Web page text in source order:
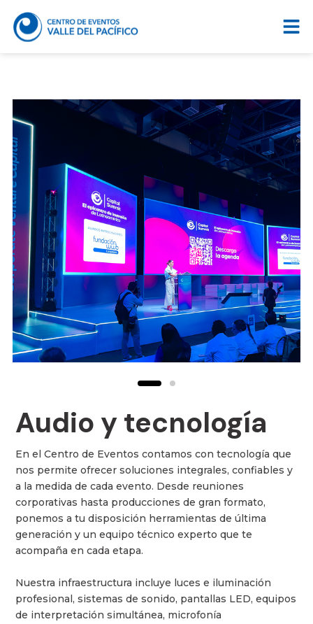
Audio y tecnología
En el Centro de Eventos contamos con tecnología que
nos permite ofrecer soluciones integrales, confiables y
a la medida de cada evento. Desde reuniones
corporativas hasta producciones de gran formato,
ponemos a tu disposición herramientas de última
generación y un equipo técnico experto que te
acompaña en cada etapa.
Nuestra infraestructura incluye luces e iluminación
profesional, sistemas de sonido, pantallas LED, equipos
de interpretación simultánea, microfonía